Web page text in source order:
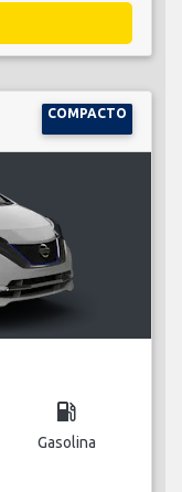
COMPACTO
local_gas_station
Gasolina